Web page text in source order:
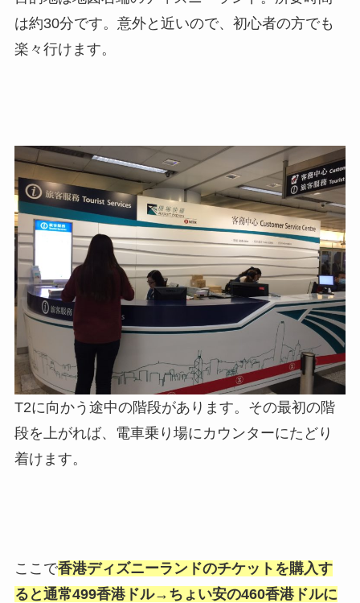
は約30分です。意外と近いので、初心者の方でも
楽々行けます。
T2に向かう途中の階段があります。その最初の階
段を上がれば、電車乗り場にカウンターにたどり
着けます。
ここで香港ディズニーランドのチケットを購入す
ると通常499香港ドル→ちょい安の460香港ドルに